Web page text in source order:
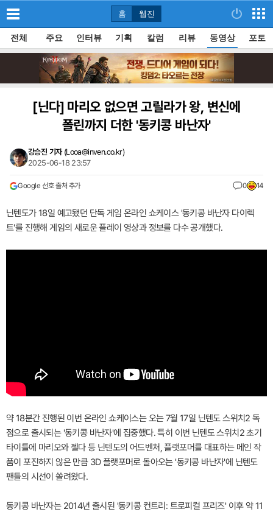
홈 웹진
전체 주요 인터뷰 기획 칼럼 리뷰 동영상 포토
[닌다]마리오 없으면 고릴라가 왕, 변신에
폴린까지 더한 '동키콩 바난자'
강승진 기자 (Looa@inven.co.kr)
2025-06-18 23:57
Google 선호 출처 추가 0 14
닌텐도가 18일 예고됐던 단독 게임 온라인 쇼케이스 '동키콩 바난자 다이렉
트'를 진행해 게임의 새로운 플레이 영상과 정보를 다수 공개했다.
약 18분간 진행된 이번 온라인 쇼케이스는 오는 7월 17일 닌텐도 스위치2 독
점으로 출시되는 '동키콩 바난자'에 집중했다. 특히 이번 닌텐도 스위치2 초기
타이틀에 마리오와 젤다 등 닌텐도의 어드벤처, 플랫포머를 대표하는 메인 작
품이 포진하지 않은 만큼 3D 플랫포머로 돌아오는 '동키콩 바난자'에 닌텐도
팬들의 시선이 쏠려왔다.
동키콩 바난자는 2014년 출시된 '동키콩 컨트리: 트로피컬 프리즈' 이후 약 11